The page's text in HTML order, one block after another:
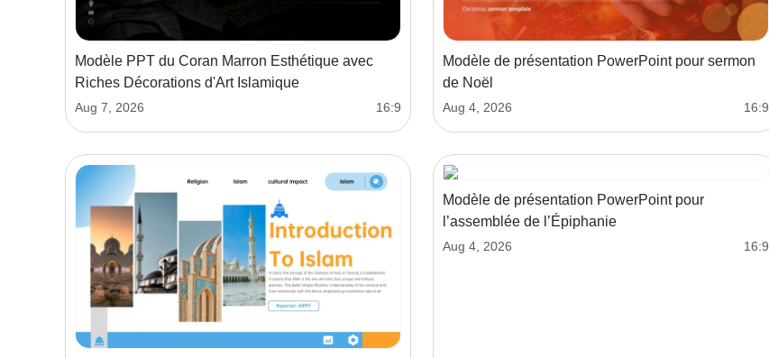
Modèle PPT du Coran Marron Esthétique avec
Riches Décorations d'Art Islamique
Aug 7, 2026 16:9
Modèle de présentation PowerPoint pour sermon
de Noël
Aug 4, 2026 16:9
Modèle de présentation PowerPoint pour
l’assemblée de l’Épiphanie
Aug 4, 2026 16:9